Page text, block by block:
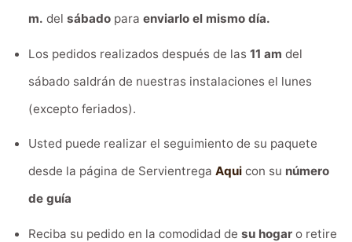
m. del sábadopara enviarlo el mismo día.
Los pedidos realizados después de las 11 am del
sábado saldrán de nuestras instalaciones el lunes
(excepto feriados).
Usted puede realizar el seguimiento de su paquete
desde la página de Servientrega Aquicon su número
de guía
Reciba su pedido en la comodidad de su hogaro retire